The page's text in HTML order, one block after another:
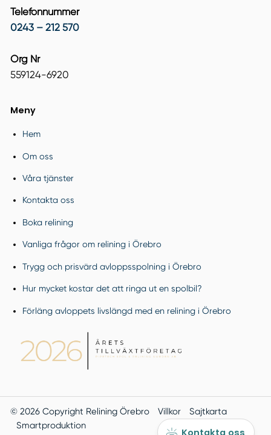
Telefonnummer
0243 – 212 570
Org Nr
559124-6920
Meny
Hem
Om oss
Våra tjänster
Kontakta oss
Boka relining
Vanliga frågor om relining i Örebro
Trygg och prisvärd avloppsspolning i Örebro
Hur mycket kostar det att ringa ut en spolbil?
Förläng avloppets livslängd med en relining i Örebro
© 2026 Copyright Relining Örebro Villkor
Sajtkarta
Smartproduktion
Kontakta oss